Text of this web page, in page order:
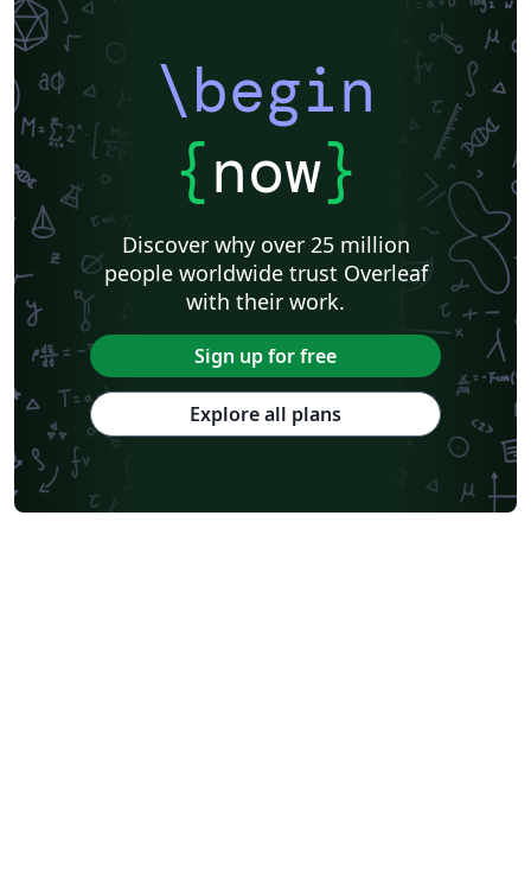
\begin
{now}
Discover why over 25 million
people worldwide trust Overleaf
with their work.
Sign up for free
Explore all plans